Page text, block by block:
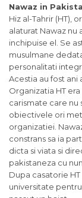
Nawaz in
Hiz al-Tahrir (HT),
alaturat Nawaz nu
inchipuise el. Se
musulmane
personalitati
Acestia au fost ani
Organizatia HT
carismate care nu
obiectivele ori
organizatiei.
constrans sa ia
dicta si viata si
pakistaneza cu
Dupa casatorie
universitate pentru